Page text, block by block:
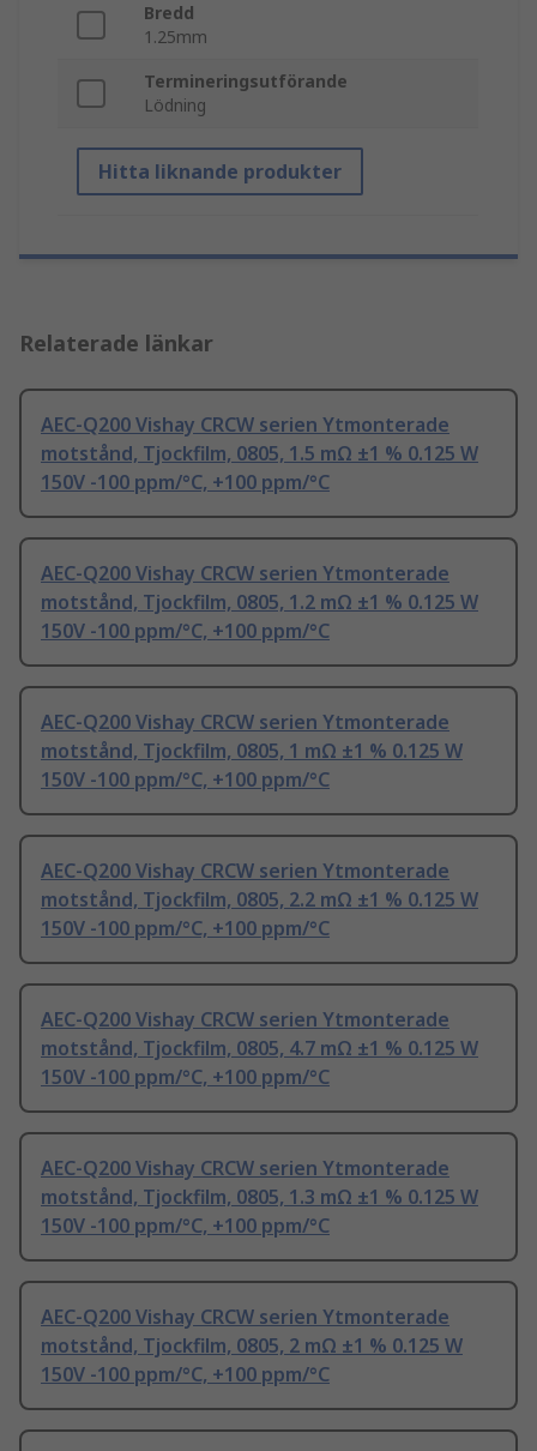
Bredd
1.25mm
Termineringsutförande
Lödning
Hitta liknande produkter
Relaterade länkar
AEC-Q200 Vishay CRCW serien Ytmonterade
motstånd, Tjockfilm, 0805, 1.5 mΩ ±1 % 0.125 W
150V -100 ppm/°C, +100 ppm/°C
AEC-Q200 Vishay CRCW serien Ytmonterade
motstånd, Tjockfilm, 0805, 1.2 mΩ ±1 % 0.125 W
150V -100 ppm/°C, +100 ppm/°C
AEC-Q200 Vishay CRCW serien Ytmonterade
motstånd, Tjockfilm, 0805, 1 mΩ ±1 % 0.125 W
150V -100 ppm/°C, +100 ppm/°C
AEC-Q200 Vishay CRCW serien Ytmonterade
motstånd, Tjockfilm, 0805, 2.2 mΩ ±1 % 0.125 W
150V -100 ppm/°C, +100 ppm/°C
AEC-Q200 Vishay CRCW serien Ytmonterade
motstånd, Tjockfilm, 0805, 4.7 mΩ ±1 % 0.125 W
150V -100 ppm/°C, +100 ppm/°C
AEC-Q200 Vishay CRCW serien Ytmonterade
motstånd, Tjockfilm, 0805, 1.3 mΩ ±1 % 0.125 W
150V -100 ppm/°C, +100 ppm/°C
AEC-Q200 Vishay CRCW serien Ytmonterade
motstånd, Tjockfilm, 0805, 2 mΩ ±1 % 0.125 W
150V -100 ppm/°C, +100 ppm/°C